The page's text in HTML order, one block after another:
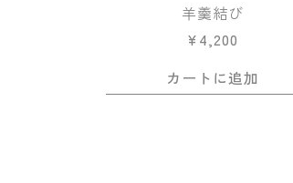
羊羹結び
¥4,200
カートに追加